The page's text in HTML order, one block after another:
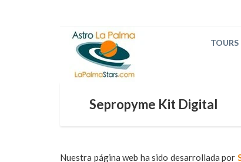
TOURS
Sepropyme Kit Digital
Nuestra página web ha sido desarrollada por